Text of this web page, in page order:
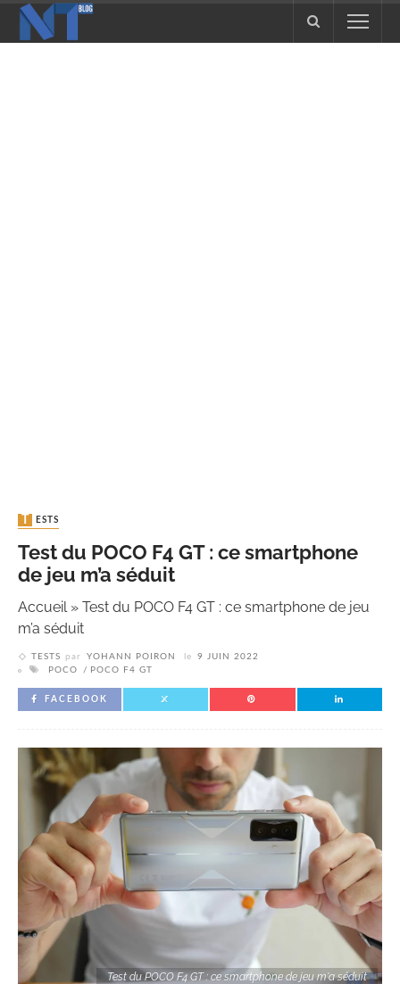
TESTS
Test du POCO F4 GT : ce smartphone
de jeu m’a séduit
Accueil» Test du POCO F4 GT : ce smartphone de jeu
m’a séduit
TESTS par YOHANN POIRON le
9 JUIN 2022
POCO
POCO F4 GT
FACEBOOK
Test du POCO F4 GT : ce smartphone de jeu m'a séduit